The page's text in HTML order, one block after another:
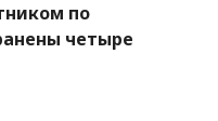
по
четыре